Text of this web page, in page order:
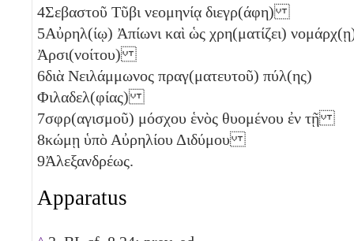
4Σεβαστοῦ Τῦβι νεομηνίᾳ διεγρ(άφη)
5Αὐρηλ(ίῳ) Ἀπίωνι καὶ ὡς χρη(ματίζει)
Ἀρσι(νοίτου)
6διὰ Νειλάμμωνος πραγ(ματευτοῦ) πύλ(ης)
Φιλαδελ(φίας)
7σφρ(αγισμοῦ) μόσχου ἑνὸς θυομένου ἐν τῇ
8κώμῃ ὑπὸ Αὐρηλίου Διδύμου
9Ἀλεξανδρέως.
Apparatus